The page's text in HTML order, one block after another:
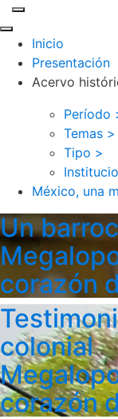
Inicio
Presentación
Acervo
Período
Temas >
Tipo >
México, una
Un
corazón
colonial
corazón